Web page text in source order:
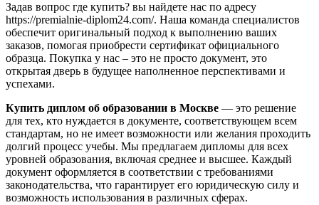
Задав вопрос где купить? вы найдете нас по адресу
https://premialnie-diplom24.com/. Наша команда специалистов
обеспечит оригинальный подход к выполнению ваших
заказов, помогая приобрести сертификат официального
образца. Покупка у нас – это не просто документ, это
открытая дверь в будущее наполненное перспективами и
успехами.
Купить диплом об образовании в Москве — это решение
для тех, кто нуждается в документе, соответствующем всем
стандартам, но не имеет возможности или желания проходить
долгий процесс учебы. Мы предлагаем дипломы для всех
уровней образования, включая среднее и высшее. Каждый
документ оформляется в соответствии с требованиями
законодательства, что гарантирует его юридическую силу и
возможность использования в различных сферах.